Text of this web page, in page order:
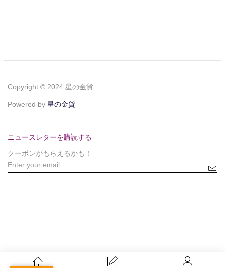
Copyright © 2024 星の金貨.
Powered by 星の金貨
ニュースレターを購読する
クーポンがもらえるかも！